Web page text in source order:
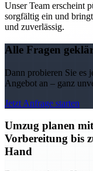
Unser Team erscheint
sorgfältig ein und
und zuverlässig.
Alle Fragen
Dann probieren Sie es
Angebot an – ganz
Jetzt Anfrage starten
Umzug planen
Vorbereitung bis
Hand